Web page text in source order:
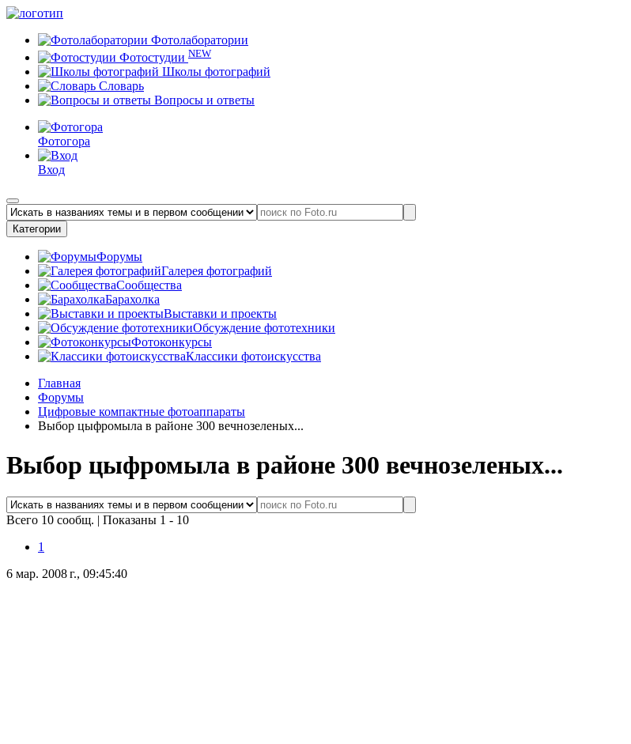
Фотолаборатории
Фотостудии NEW
Школы фотографий
Словарь
Вопросы и ответы
Фотогора
Вход
Категории
Форумы
Галерея фотографий
Сообщества
Барахолка
Выставки и проекты
Обсуждение фототехники
Фотоконкурсы
Классики фотоискусства
Главная
Форумы
Цифровые компактные фотоаппараты
Выбор цыфромыла в районе 300 вечнозеленых...
Выбор цыфромыла в районе 300 вечнозеленых...
Всего 10 сообщ. | Показаны 1 - 10
1
6 мар. 2008 г., 09:45:40